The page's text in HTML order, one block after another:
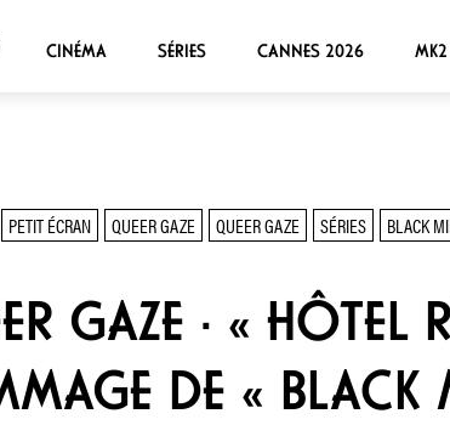
CINÉMA SÉRIES CANNES 2026
PETIT ÉCRAN QUEER GAZE QUEER GAZE SÉRIES BLACK
GAZE · « HÔTEL
DE « BLACK